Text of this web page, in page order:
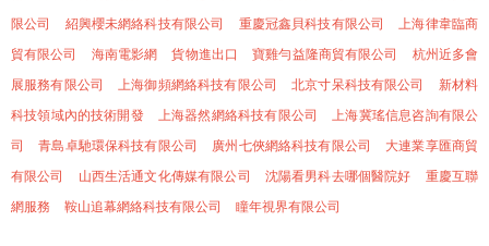
限公司
紹興櫻未網絡科技有限公司 重慶冠鑫貝科技有限公司
上海律韋臨商
貿有限公司
海南電影網 貨物進出口 寶雞勻益隆商貿有限公司
杭州近多會
展服務有限公司
上海御頻網絡科技有限公司 北京寸呆科技有限公司
新材料
科技領域內的技術開發
上海器然網絡科技有限公司
上海冀瑤信息咨詢有限公
司
青島卓馳環保科技有限公司 廣州七俠網絡科技有限公司
大連業享匯商貿
有限公司
山西生活通文化傳媒有限公司 沈陽看男科去哪個醫院好
重慶互聯
網服務
鞍山追幕網絡科技有限公司 瞳年視界有限公司